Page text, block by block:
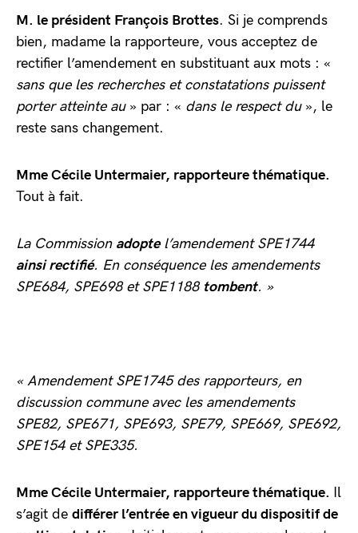
M. le président François Brottes. Si je comprends
bien, madame la rapporteure, vous acceptez de
rectifier l’amendement en substituant aux mots : «
sans que les recherches et constatations puissent
porter atteinte au» par : « dans le respect du», le
reste sans changement.
Mme Cécile Untermaier, rapporteure thématique.
Tout à fait.
La Commission adoptel’amendement SPE1744
ainsi rectifié. En conséquence les amendements
SPE684, SPE698 et SPE1188 tombent. »
« Amendement SPE1745 des rapporteurs, en
discussion commune avec les amendements
SPE82, SPE671, SPE693, SPE79, SPE669, SPE692,
SPE154 et SPE335.
Mme Cécile Untermaier, rapporteure thématique. Il
s’agit de différer l’entrée en vigueur du dispositif de